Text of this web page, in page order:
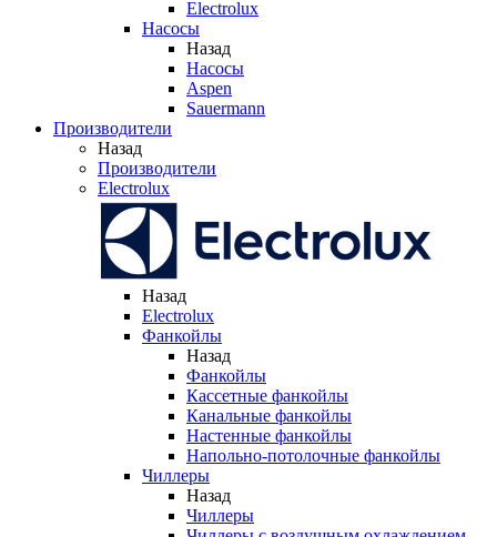
Electrolux
Насосы
Назад
Насосы
Aspen
Sauermann
Производители
Назад
Производители
Electrolux
Назад
Electrolux
Фанкойлы
Назад
Фанкойлы
Кассетные фанкойлы
Канальные фанкойлы
Настенные фанкойлы
Напольно-потолочные фанкойлы
Чиллеры
Назад
Чиллеры